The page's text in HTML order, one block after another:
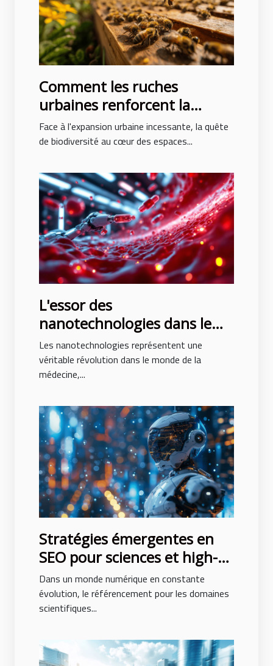
Comment les ruches
urbaines renforcent la
biodiversité en milieu
professionnel
Face à l'expansion urbaine incessante, la quête
de biodiversité au cœur des espaces...
L'essor des
nanotechnologies dans le
domaine médical
innovations thérapeutiques
et perspectives d'avenir
Les nanotechnologies représentent une
véritable révolution dans le monde de la
médecine,...
Stratégies émergentes en
SEO pour sciences et high-
tech Comment se
positionner en 2023
Dans un monde numérique en constante
évolution, le référencement pour les domaines
scientifiques...